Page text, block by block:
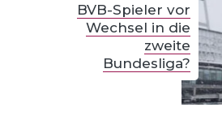
BVB-Spieler vor
Wechsel in die
zweite
Bundesliga?